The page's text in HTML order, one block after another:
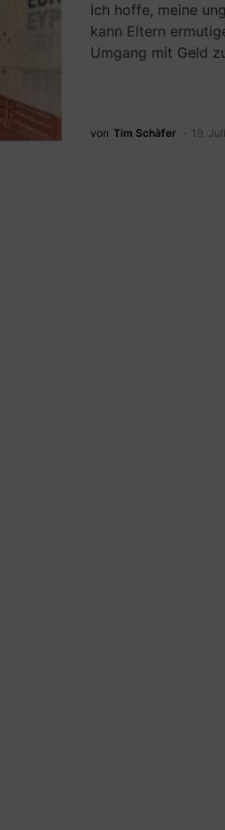
Ich hoffe, meine
kann Eltern
Umgang mit Geld
von Tim Schäfer 19.